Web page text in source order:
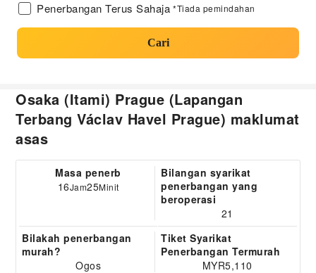
Penerbangan Terus Sahaja *Tiada pemindahan
Cari
Osaka (Itami) Prague (Lapangan
Terbang Václav Havel Prague) maklumat
asas
Masa penerb
16Jam25Minit
Bilangan syarikat
penerbangan yang
beroperasi
21
Bilakah penerbangan
murah?
Ogos
Tiket Syarikat
Penerbangan Termurah
MYR5,110